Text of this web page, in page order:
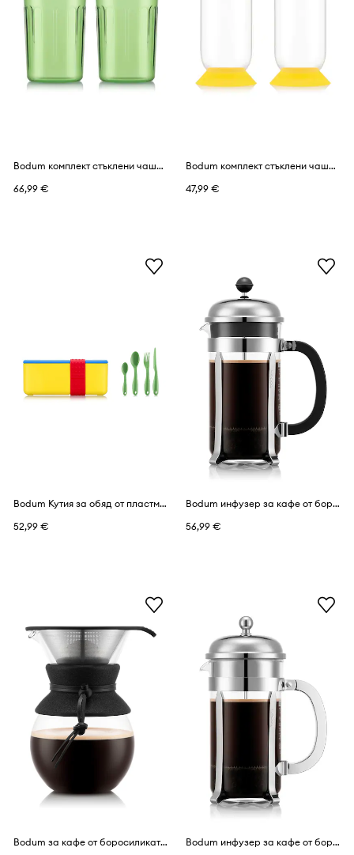
Bodum комплект стъклени чаши от боросиликатно стъкло 0,5 l
66,99 €
Bodum комплект стъклени чаши за бира от стъкло 0,37 l
47,99 €
Bodum Кутия за обяд от пластмаса 11,1 x 11,1 x 14,7 cm
52,99 €
Bodum инфузер за кафе от боросиликатно стъкло 1 l
56,99 €
Bodum за кафе от боросиликатно стъкло 1 l
Bodum инфузер за кафе от боросиликатно стъкло 1 l